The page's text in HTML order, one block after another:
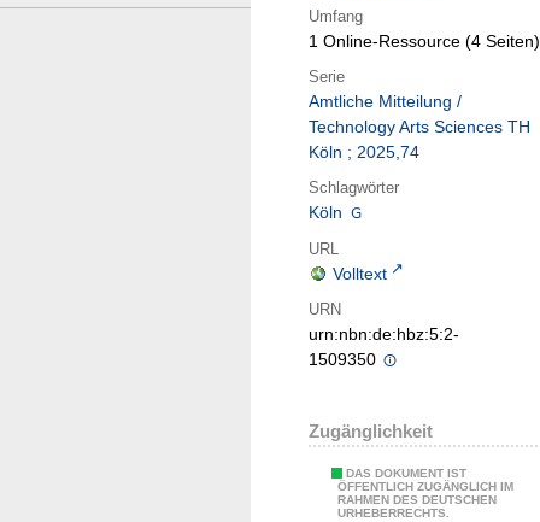
Umfang
1 Online-Ressource (4 Seiten)
Serie
Amtliche Mitteilung /
Technology Arts Sciences TH
Köln ; 2025,74
Schlagwörter
Köln
URL
Volltext
URN
urn:nbn:de:hbz:5:2-
1509350
Zugänglichkeit
DAS DOKUMENT IST
ÖFFENTLICH ZUGÄNGLICH IM
RAHMEN DES DEUTSCHEN
URHEBERRECHTS.